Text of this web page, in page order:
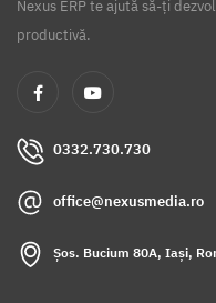
Nexus ERP te ajută să-ți
productivă.
0332.730.730
office@nexusmedia.ro
Șos. Bucium 80A, Iași,